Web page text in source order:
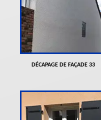
DÉCAPAGE DE FAÇADE 33